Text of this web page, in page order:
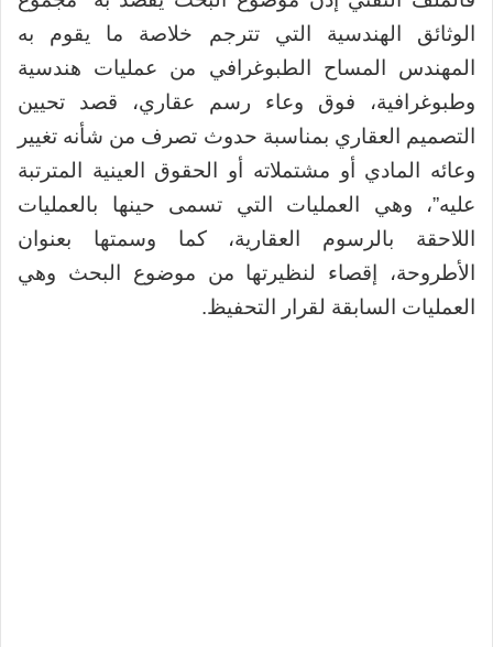
الوثائق الهندسية التي تترجم خلاصة ما يقوم به
المهندس المساح الطبوغرافي من عمليات هندسية
وطبوغرافية، فوق وعاء رسم عقاري، قصد تحيين
التصميم العقاري بمناسبة حدوث تصرف من شأنه تغيير
وعائه المادي أو مشتملاته أو الحقوق العينية المترتبة
عليه”، وهي العمليات التي تسمى حينها بالعمليات
اللاحقة بالرسوم العقارية، كما وسمتها بعنوان
الأطروحة، إقصاء لنظيرتها من موضوع البحث وهي
العمليات السابقة لقرار التحفيظ.